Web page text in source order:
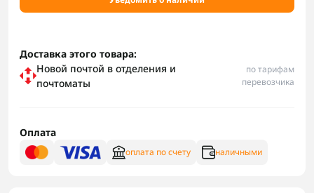
Доставка этого товара:
Новой почтой в отделения и
почтоматы
по тарифам
перевозчика
Оплата
оплата по счету наличными